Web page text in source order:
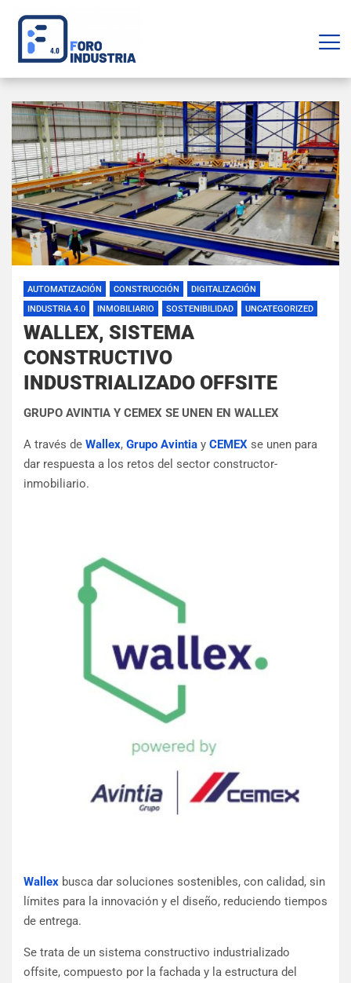
AUTOMATIZACIÓN CONSTRUCCIÓN
DIGITALIZACIÓN
INDUSTRIA 4.0
INMOBILIARIO SOSTENIBILIDAD UNCATEGORIZED
WALLEX, SISTEMA
CONSTRUCTIVO
INDUSTRIALIZADO OFFSITE
GRUPO AVINTIA Y CEMEX SE UNEN EN WALLEX
A través de Wallex, Grupo Avintia y CEMEX se unen para
dar respuesta a los retos del sector constructor-
inmobiliario.
Wallex busca dar soluciones sostenibles, con calidad, sin
límites para la innovación y el diseño, reduciendo tiempos
de entrega.
Se trata de un sistema constructivo industrializado
offsite, compuesto por la fachada y la estructura del